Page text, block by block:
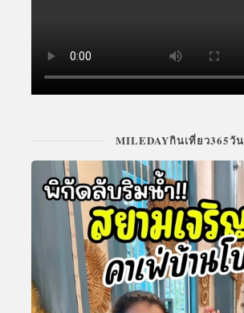
MILEDAYกินเที่ยว365วัน